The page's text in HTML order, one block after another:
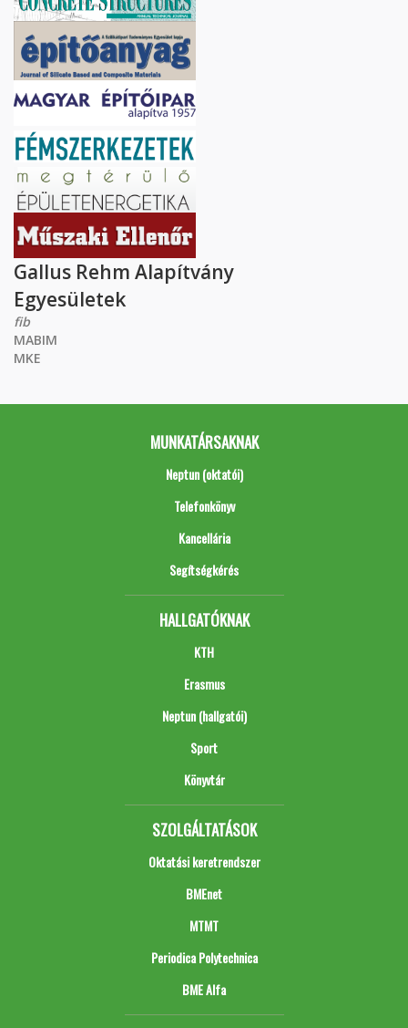
Gallus Rehm Alapítvány
Egyesületek
fib
MABIM
MKE
MUNKATÁRSAKNAK
Neptun (oktatói)
Telefonkönyv
Kancellária
Segítségkérés
HALLGATÓKNAK
KTH
Erasmus
Neptun (hallgatói)
Sport
Könyvtár
SZOLGÁLTATÁSOK
Oktatási keretrendszer
BMEnet
MTMT
Periodica Polytechnica
BME Alfa